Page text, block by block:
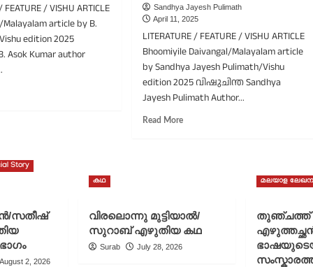
FEATURE / VISHU ARTICLE
article by B.
edition 2025
Kumar author
Sandhya Jayesh Pulimath
April 11, 2025
LITERATURE / FEATURE / VISHU ARTICLE
Bhoomiyile Daivangal/Malayalam article
by Sandhya Jayesh Pulimath/Vishu
edition 2025 വിഷുചിന്ത Sandhya
Jayesh Pulimath Author...
Read MoreRead
പുളിമാത്ത്
ലേഖനം/
Story
സതീഷ്
August 2, 2026
കഥ
വിരലൊന്നു മുട്ടിയാൽ/
സുറാബ് എഴുതിയ കഥ
Surab July 28, 2026
മലയാള
തുഞ്ചത്ത്